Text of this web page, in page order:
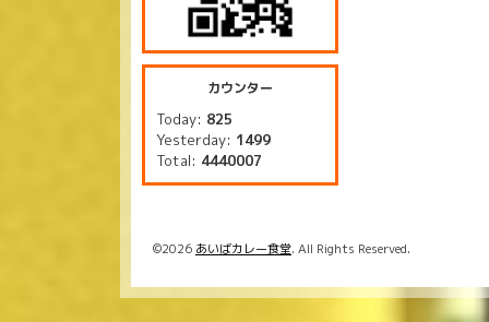
カウンター
Today: 825
Yesterday: 1499
Total: 4440007
©2026 あいばカレー食堂. All Rights Reserved.